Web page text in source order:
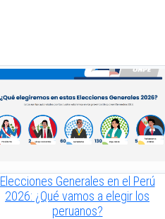
Elecciones Generales en el Perú
2026: ¿Qué vamos a elegir los
peruanos?